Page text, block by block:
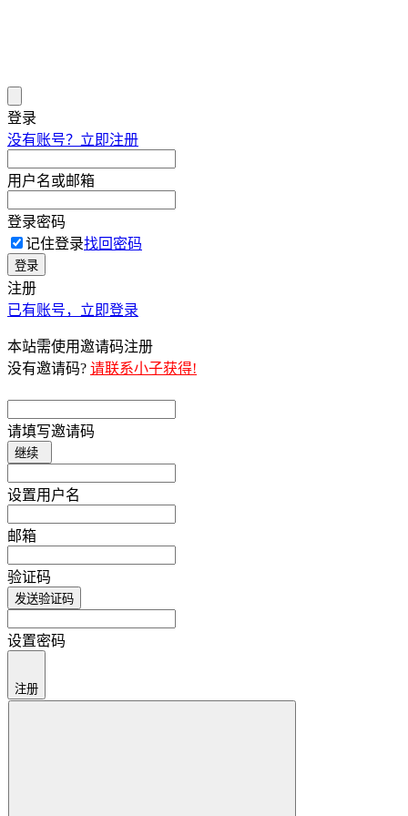
登录
没有账号？立即注册
用户名或邮箱
登录密码
记住登录找回密码
登录
注册
已有账号，立即登录
本站需使用邀请码注册
没有邀请码? 请联系小子获得!
请填写邀请码
继续
设置用户名
邮箱
验证码
发送验证码
设置密码
注册